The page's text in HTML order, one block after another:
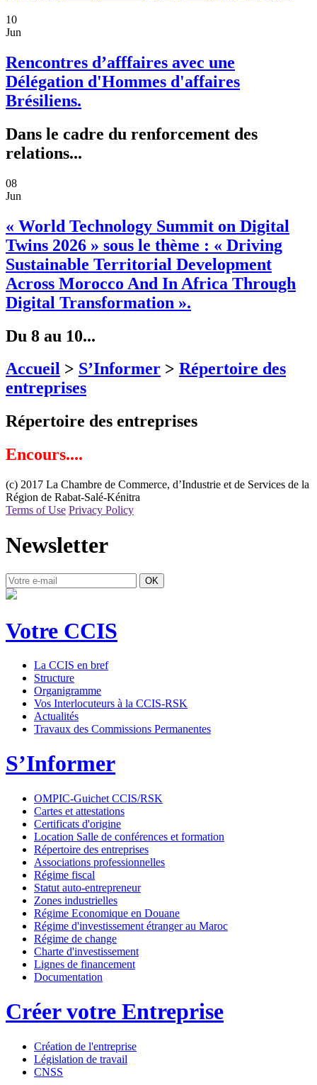
10
Jun
Rencontres d’afffaires avec une
Délégation d'Hommes d'affaires
Brésiliens.
Dans le cadre du renforcement des
relations...
08
Jun
« World Technology Summit on Digital
Twins 2026 » sous le thème : « Driving
Sustainable Territorial Development
Across Morocco And In Africa Through
Digital Transformation ».
Du 8 au 10...
Accueil > S’Informer > Répertoire des
entreprises
Répertoire des entreprises
Encours....
(c) 2017 La Chambre de Commerce, d’Industrie et de Services de la
Région de Rabat-Salé-Kénitra
Terms of Use Privacy Policy
Newsletter
OK
Votre CCIS
La CCIS en bref
Structure
Organigramme
Vos Interlocuteurs à la CCIS-RSK
Actualités
Travaux des Commissions Permanentes
S’Informer
OMPIC-Guichet CCIS/RSK
Cartes et attestations
Certificats d'origine
Location Salle de conférences et formation
Répertoire des entreprises
Associations professionnelles
Régime fiscal
Statut auto-entrepreneur
Zones industrielles
Régime Economique en Douane
Régime d'investissement étranger au Maroc
Régime de change
Charte d'investissement
Lignes de financement
Documentation
Créer votre Entreprise
Création de l'entreprise
Législation de travail
CNSS